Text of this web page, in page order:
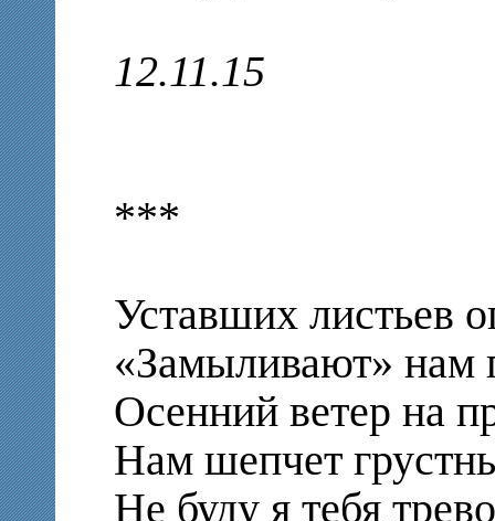
12.11.15
***
Уставших листьев
«Замыливают» нам
Осенний ветер на
Нам шепчет
Не буду я тебя